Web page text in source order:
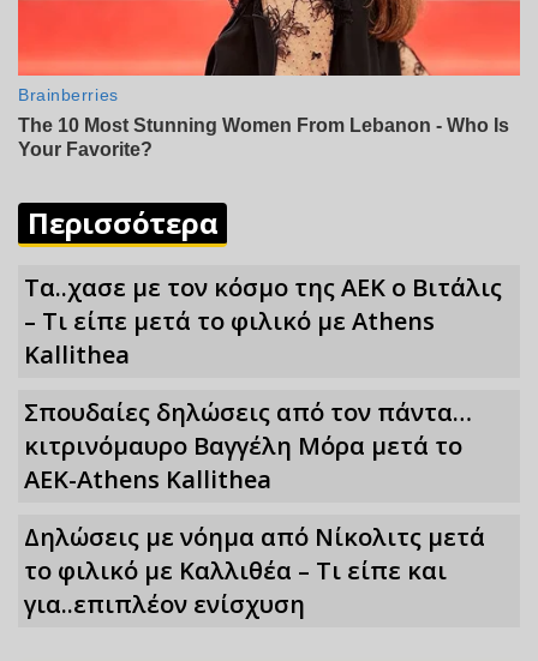
Περισσότερα
Τα..χασε με τον κόσμο της ΑΕΚ ο Βιτάλις
– Τι είπε μετά το φιλικό με Athens
Kallithea
Σπουδαίες δηλώσεις από τον πάντα…
κιτρινόμαυρο Βαγγέλη Μόρα μετά το
ΑΕΚ-Athens Kallithea
Δηλώσεις με νόημα από Νίκολιτς μετά
το φιλικό με Καλλιθέα – Τι είπε και
για..επιπλέον ενίσχυση